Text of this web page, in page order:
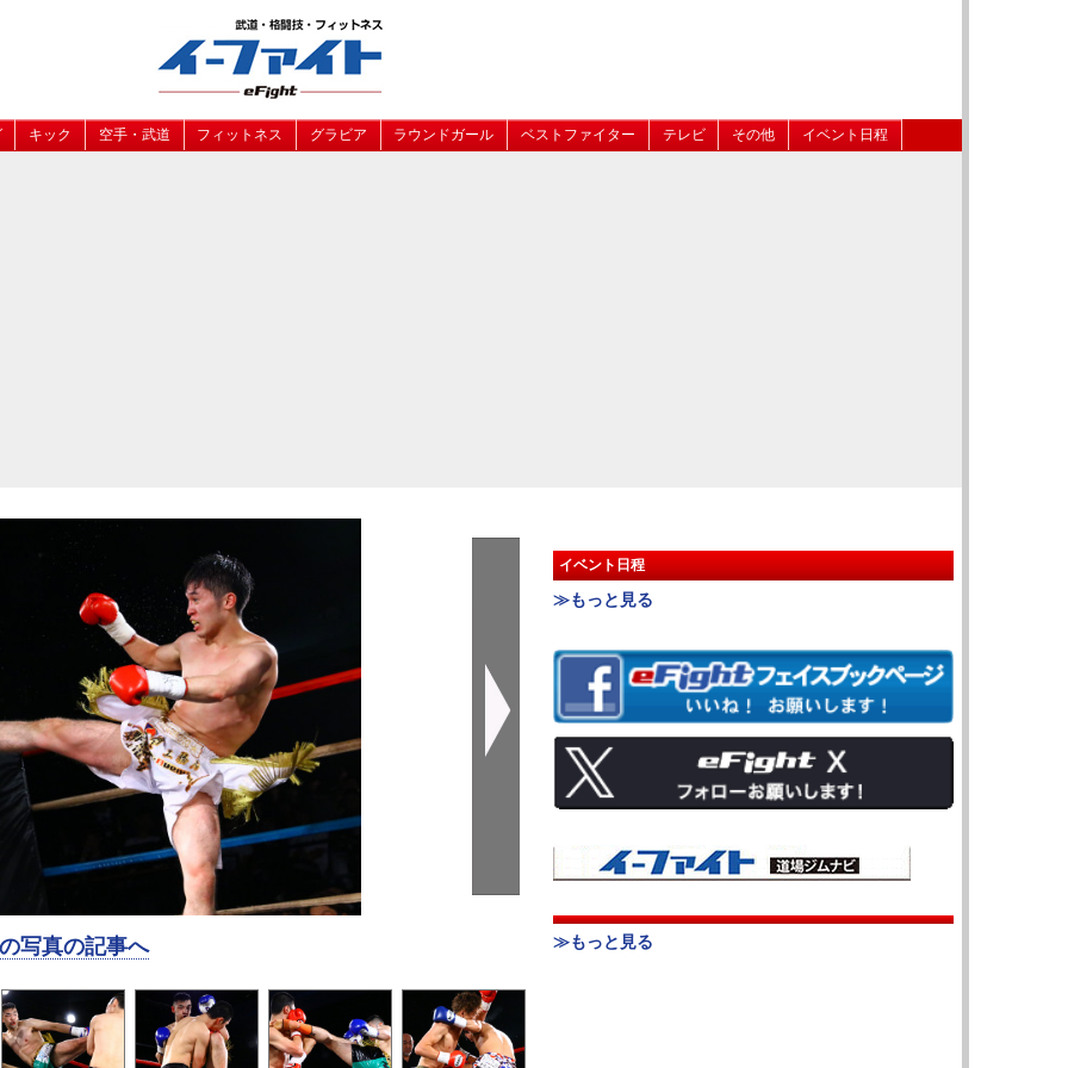
キック 空手・武道 フィットネス グラビア ラウンドガール ベストファイター テレビ その他 イベント日程
写真の記事へ
イベント日程
≫もっと見る
≫もっと見る